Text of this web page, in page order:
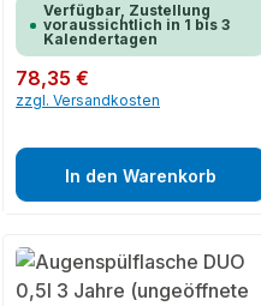
Verfügbar, Zustellung
voraussichtlich in 1 bis 3
Kalendertagen
Regulärer Preis:
78,35 €
zzgl. Versandkosten
In den Warenkorb